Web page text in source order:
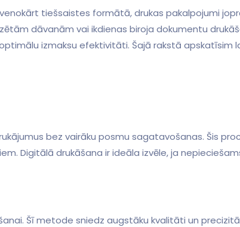
tiešsaistes formātā, drukas pakalpojumi
dāvanām vai ikdienas biroja dokumentu
izmaksu efektivitāti. Šajā rakstā apskatīsim
⁣bez vairāku posmu sagatavošanas. Šis
Digitālā drukāšana ir ideāla izvēle, ja
Šī metode sniedz augstāku​ kvalitāti ​un